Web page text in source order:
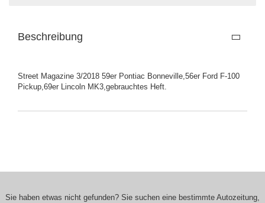
Beschreibung
Street Magazine 3/2018 59er Pontiac Bonneville,56er Ford F-100
Pickup,69er Lincoln MK3,gebrauchtes Heft.
Sie haben etwas nicht gefunden? Sie suchen eine bestimmte Autozeitung,